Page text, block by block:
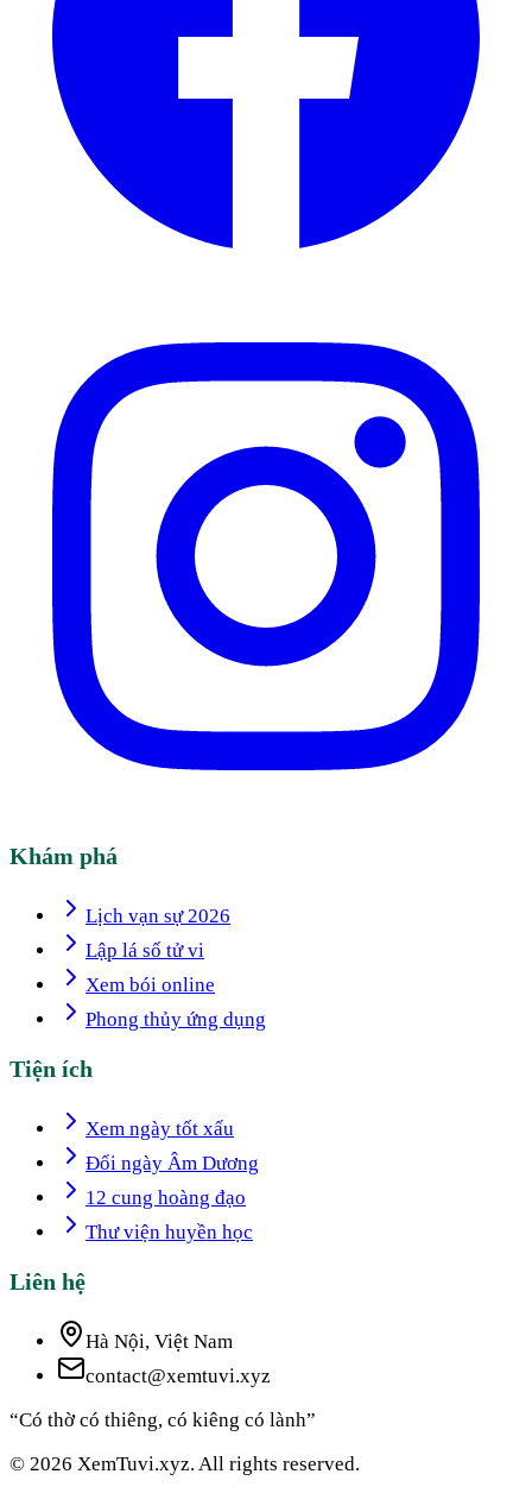
Khám phá
Lịch vạn sự 2026
Lập lá số tử vi
Xem bói online
Phong thủy ứng dụng
Tiện ích
Xem ngày tốt xấu
Đổi ngày Âm Dương
12 cung hoàng đạo
Thư viện huyền học
Liên hệ
Hà Nội, Việt Nam
contact@xemtuvi.xyz
“Có thờ có thiêng, có kiêng có lành”
© 2026 XemTuvi.xyz. All rights reserved.